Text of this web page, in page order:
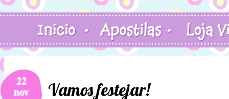
22
nov Vamos festejar!